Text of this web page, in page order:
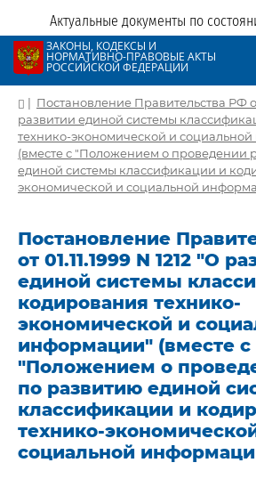
Актуальные документы по
ЗАКОНЫ, КОДЕКСЫ И
НОРМАТИВНО-ПРАВОВЫЕ АКТЫ
РОССИЙСКОЙ ФЕДЕРАЦИИ
| Постановление Правительства РФ от
развитии единой системы
технико-экономической и
(вместе с "Положением о проведении
единой системы классификации и
экономической и социальной
Постановление
от 01.11.1999 N 1212 "О
единой системы
кодирования технико-
экономической и
информации" (вместе с
"Положением о
по развитию единой
классификации и
технико-
социальной